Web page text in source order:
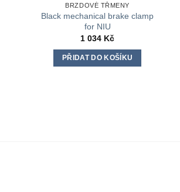
BRZDOVÉ TŘMENY
Black mechanical brake clamp
for NIU
1 034 Kč
PŘIDAT DO KOŠÍKU